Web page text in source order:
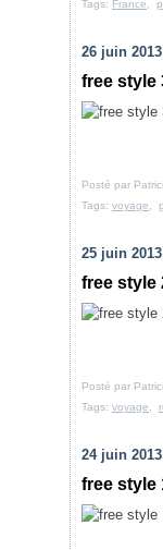
Tags: France
26 juin 2013
free style
Posté par
Tags: voyage
25 juin 2013
free style
Posté par
Tags: voyage
24 juin 2013
free style